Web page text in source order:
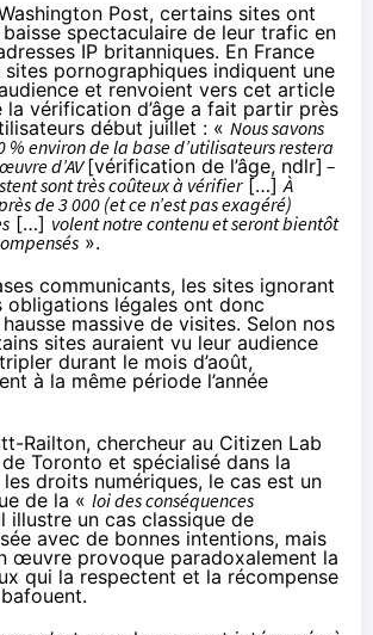
Post, certains sites ont
spectaculaire de leur trafic en
IP britanniques. En France
sites pornographiques indiquent une
et renvoient vers cet article
la vérification d’âge a fait partir près
début juillet : « Nous savons
% environ de la base d’utilisateurs restera
d’AV[vérification de l’âge, ndlr] –
sont très coûteux à vérifier[…]À
de 3 000 (et ce n’est pas exagéré)
[…] volent notre contenu et seront bientôt
».
communicants, les sites ignorant
obligations légales ont donc
massive de visites. Selon nos
sites auraient vu leur audience
durant le mois d’août,
à la même période l’année
Railton, chercheur au Citizen Lab
Toronto et spécialisé dans la
droits numériques, le cas est un
de la « loi des conséquences
illustre un cas classique de
avec de bonnes intentions, mais
œuvre provoque paradoxalement la
qui la respectent et la récompense